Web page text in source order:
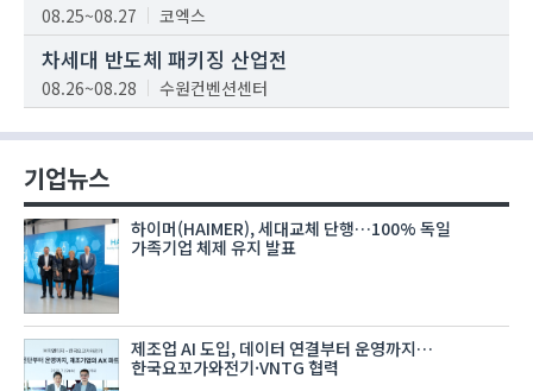
08.25~08.27 코엑스
차세대 반도체 패키징 산업전
08.26~08.28 수원컨벤션센터
기업뉴스
하이머(HAIMER), 세대교체 단행…100% 독일
가족기업 체제 유지 발표
제조업 AI 도입, 데이터 연결부터 운영까지…
한국요꼬가와전기·VNTG 협력